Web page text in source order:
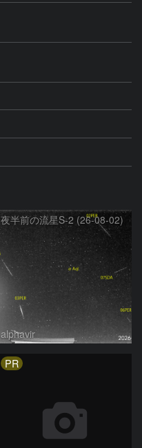
夜半前の流星S-2 (26-08-02)
alphavir
PR